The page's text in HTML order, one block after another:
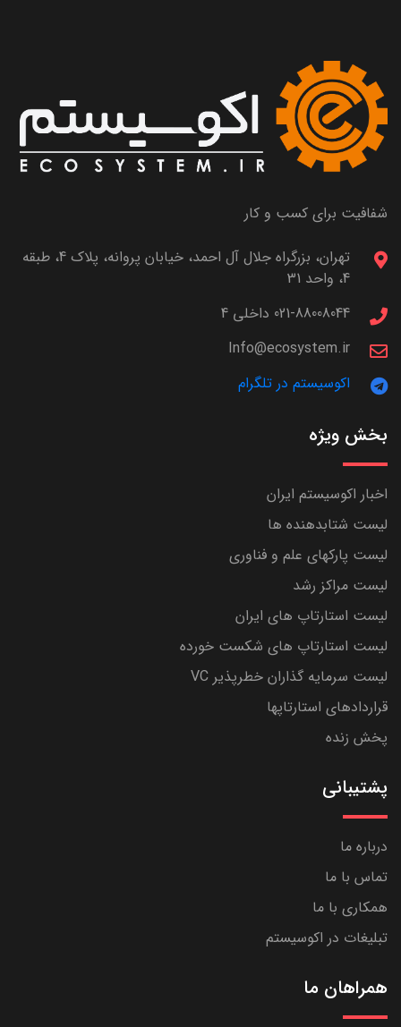
شفافیت برای کسب و کار
تهران، بزرگراه جلال آل احمد، خیابان پروانه، پلاک 4، طبقه
4، واحد 31
021-88008044 داخلی 4
Info@ecosystem.ir
اکوسیستم در تلگرام
بخش ویژه
اخبار اکوسیستم ایران
لیست شتابدهنده ها
لیست پارکهای علم و فناوری
لیست مراکز رشد
لیست استارتاپ های ایران
لیست استارتاپ های شکست خورده
لیست سرمایه گذاران خطرپذیر VC
قراردادهای استارتاپها
پخش زنده
پشتیبانی
درباره ما
تماس با ما
همکاری با ما
تبلیغات در اکوسیستم
همراهان ما